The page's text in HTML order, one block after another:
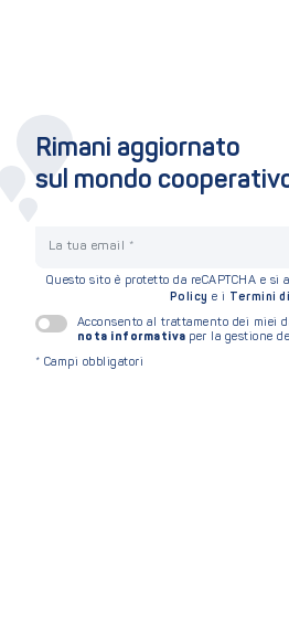
Rimani aggiornato
sul mondo
Questo sito è protetto da reCAPTCHA e si
Policy e i Termini
Acconsento al trattamento dei miei
nota informativa per la gestione
* Campi obbligatori